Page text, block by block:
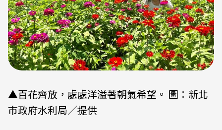
▲百花齊放，處處洋溢著朝氣希望。 圖：新北
市政府水利局／提供